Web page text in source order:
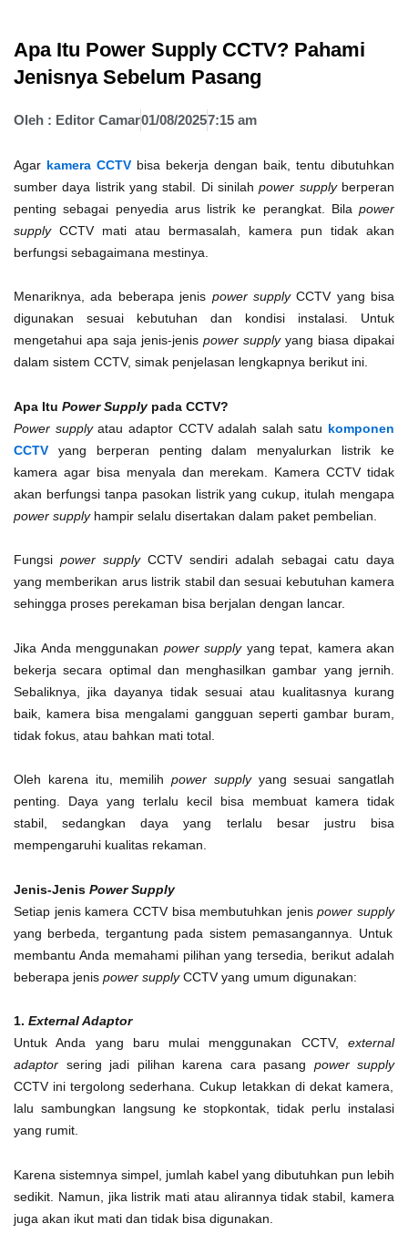
Apa Itu Power Supply CCTV? Pahami
Jenisnya Sebelum Pasang
Oleh : Editor Camar01/08/20257:15 am
Agar kamera CCTV bisa bekerja dengan baik, tentu dibutuhkan
sumber daya listrik yang stabil. Di sinilahpower supply berperan
penting sebagai penyedia arus listrik ke perangkat. Bila power
supply CCTV mati atau bermasalah, kamera pun tidak akan
berfungsi sebagaimana mestinya.
Menariknya, ada beberapa jenis power supplyCCTV yang bisa
digunakan sesuai kebutuhan dan kondisi instalasi. Untuk
mengetahui apa saja jenis-jenis power supplyyang biasa dipakai
dalam sistem CCTV, simak penjelasan lengkapnya berikut ini.
Apa Itu Power Supplypada CCTV?
Power supplyatau adaptor CCTV adalah salah satu komponen
CCTV yang berperan penting dalam menyalurkan listrik ke
kamera agar bisa menyala dan merekam. Kamera CCTV tidak
akan berfungsi tanpa pasokan listrik yang cukup, itulah mengapa
power supply hampir selalu disertakan dalam paket pembelian.
Fungsi power supply CCTV sendiri adalah sebagai catu daya
yang memberikan arus listrik stabil dan sesuai kebutuhan kamera
sehingga proses perekaman bisa berjalan dengan lancar.
Jika Anda menggunakan power supplyyang tepat, kamera akan
bekerja secara optimal dan menghasilkan gambar yang jernih.
Sebaliknya, jika dayanya tidak sesuai atau kualitasnya kurang
baik, kamera bisa mengalami gangguan seperti gambar buram,
tidak fokus, atau bahkan mati total.
Oleh karena itu, memilih power supplyyang sesuai sangatlah
penting. Daya yang terlalu kecil bisa membuat kamera tidak
stabil, sedangkan daya yang terlalu besar justru bisa
mempengaruhi kualitas rekaman.
Jenis-Jenis Power Supply
Setiap jenis kamera CCTV bisa membutuhkan jenispower supply
yang berbeda, tergantung pada sistem pemasangannya. Untuk
membantu Anda memahami pilihan yang tersedia, berikut adalah
beberapa jenis power supplyCCTV yang umum digunakan:
1. External Adaptor
Untuk Anda yang baru mulai menggunakan CCTV, external
adaptor sering jadi pilihan karena cara pasang power supply
CCTV ini tergolong sederhana. Cukup letakkan di dekat kamera,
lalu sambungkan langsung ke stopkontak, tidak perlu instalasi
yang rumit.
Karena sistemnya simpel, jumlah kabel yang dibutuhkan pun lebih
sedikit. Namun, jika listrik mati atau alirannya tidak stabil, kamera
juga akan ikut mati dan tidak bisa digunakan.